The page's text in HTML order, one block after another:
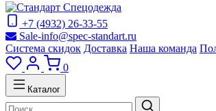
+7 (4932) 26-33-55
Sale-info@spec-standart.ru
Система скидок Доставка Наша команда
0
Каталог